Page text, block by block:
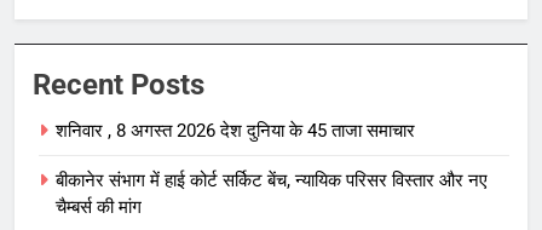
पर सख्त रुख
Recent Posts
शनिवार , 8 अगस्त 2026 देश दुनिया के 45 ताजा समाचार
बीकानेर संभाग में हाई कोर्ट सर्किट बेंच, न्यायिक परिसर विस्तार और नए
चैम्बर्स की मांग